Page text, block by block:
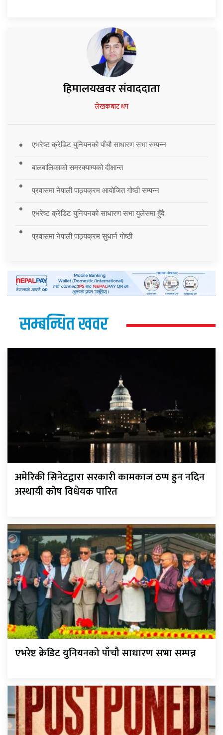
हिमालयखवर संवाददाता
लेखकबाट थप
एभरेष्ट क्रेडिट युनियनको पाँचौ साधारण सभा सम्पन्न
बालबालिकाको समरक्याम्पको दीक्षान्त
प्रवासमा नेपाली पाठ्यक्रम आयोजित गोष्ठी सम्पन्न
एभरेष्ट क्रेडिट युनियनको साधारण सभा युलेसमा हुँदै
प्रवासमा नेपाली पाठ्यक्रम सुधार्न गोष्ठी
सम्बन्धित खवर
अमेरिकी सिनेटद्वारा सरकारी कामकाज ठप्प हुन नदिन
अस्थायी कोष विधेयक पारित
एभरेष्ट क्रेडिट युनियनको पाँचौ साधारण सभा सम्पन्न